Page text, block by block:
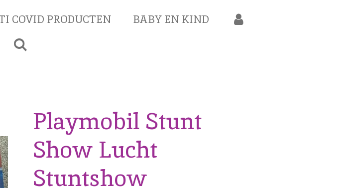
COVID PRODUCTEN BABY EN KIND
Playmobil Stunt
Show Lucht
Stuntshow